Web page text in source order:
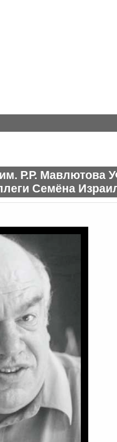
Р.Р. Мавлютова
Семёна